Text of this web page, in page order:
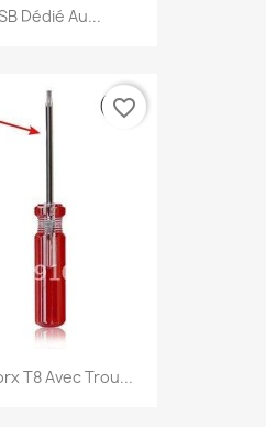
Dédié Au...
T8 Avec Trou...
favorite_border